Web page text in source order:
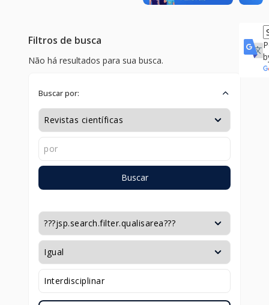
Filtros de busca
Não há resultados para sua busca.
Buscar por:
Buscar